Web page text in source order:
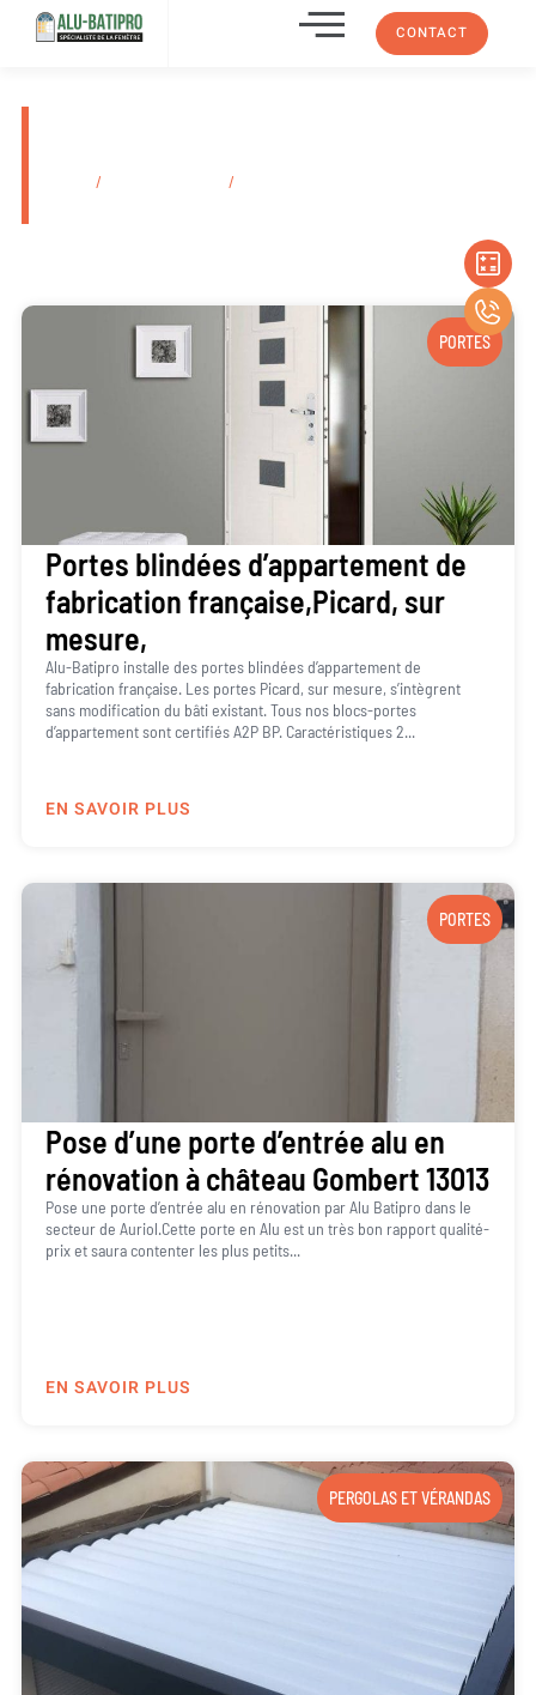
CONTACT
/ /
PORTES
Portes blindées d’appartement de
fabrication française,Picard, sur
mesure,
Alu-Batipro installe des portes blindées d’appartement de
fabrication française. Les portes Picard, sur mesure, s’intègrent
sans modification du bâti existant. Tous nos blocs-portes
d’appartement sont certifiés A2P BP. Caractéristiques 2...
EN SAVOIR PLUS
PORTES
Pose d’une porte d’entrée alu en
rénovation à château Gombert 13013
Pose une porte d’entrée alu en rénovation par Alu Batipro dans le
secteur de Auriol.Cette porte en Alu est un très bon rapport qualité-
prix et saura contenter les plus petits...
EN SAVOIR PLUS
PERGOLAS ET VÉRANDAS